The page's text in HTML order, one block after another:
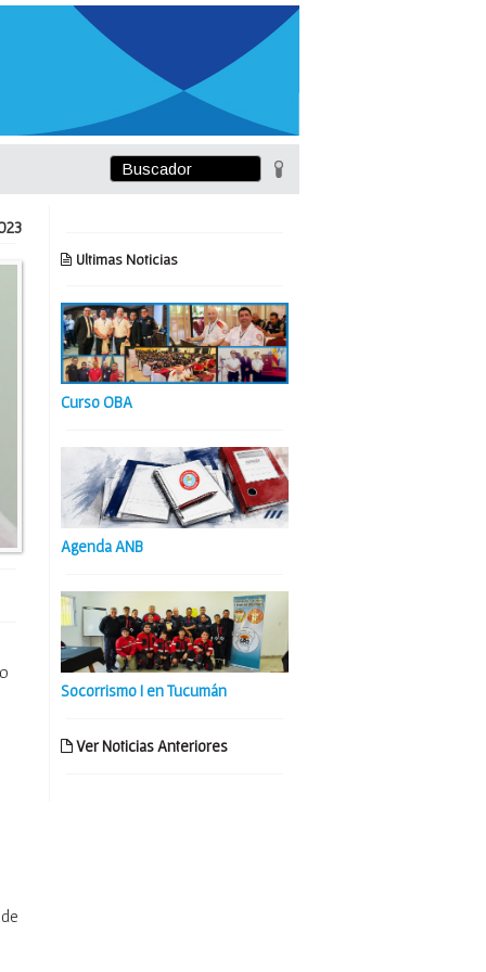
Ultimas Noticias
Curso OBA
Agenda ANB
Socorrismo I en Tucumán
Ver Noticias Anteriores